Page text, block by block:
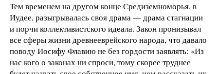
Тем временем на другом конце Средиземноморья, в
Иудее, разыгрывалась своя драма — драма стагнации
и порчи коллективистского идеала. Закон пронизывал
все сферы жизни древнееврейского народа, что давало
поводу Иосифу Флавию не без гордости заявлять: «Из
нас кого о законах ни спроси, тому скорее труднее